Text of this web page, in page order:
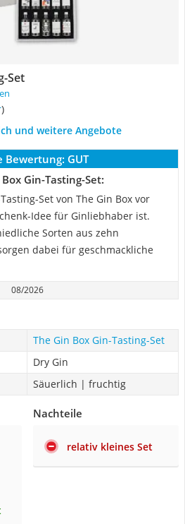
Set
)
und weitere Angebote
Bewertung: GUT
Gin-Tasting-Set:
Set von The Gin Box vor
Idee für Ginliebhaber ist.
Sorten aus zehn
dabei für geschmackliche
08/2026
The Gin Box Gin-Tasting-Set
Dry Gin
Säuerlich | fruchtig
Nachteile
relativ kleines Set